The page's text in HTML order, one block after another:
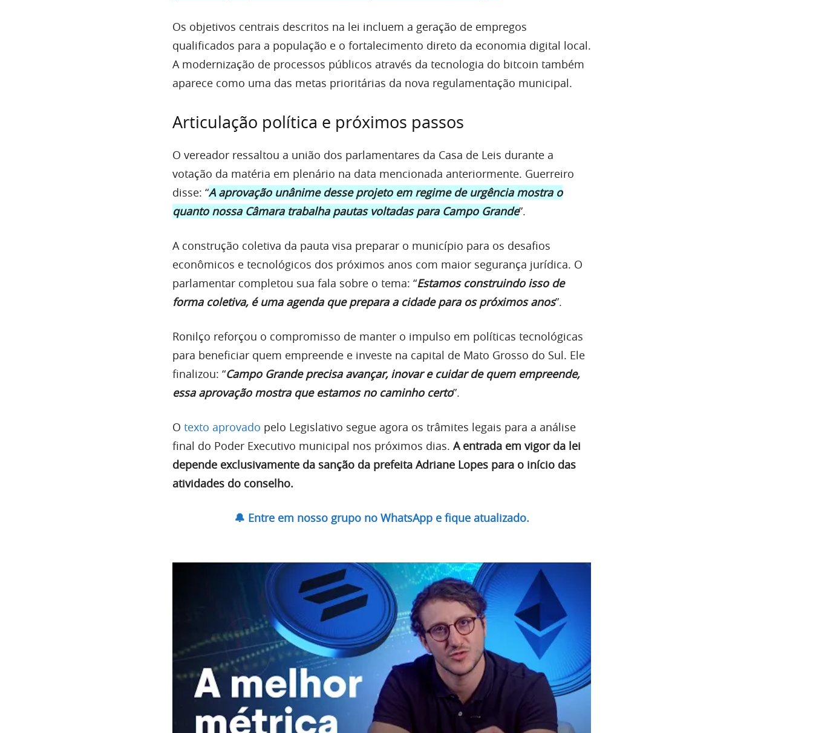
Os objetivos centrais descritos na lei incluem a geração de empregos
qualificados para a população e o fortalecimento direto da economia digital local.
A modernização de processos públicos através da tecnologia do bitcoin também
aparece como uma das metas prioritárias da nova regulamentação municipal.
Articulação política e próximos passos
O vereador ressaltou a união dos parlamentares da Casa de Leis durante a
votação da matéria em plenário na data mencionada anteriormente. Guerreiro
disse: “A aprovação unânime desse projeto em regime de urgência mostra o
quanto nossa Câmara trabalha pautas voltadas para Campo Grande”.
A construção coletiva da pauta visa preparar o município para os desafios
econômicos e tecnológicos dos próximos anos com maior segurança jurídica. O
parlamentar completou sua fala sobre o tema: “Estamos construindo isso de
forma coletiva, é uma agenda que prepara a cidade para os próximos anos”.
Ronilço reforçou o compromisso de manter o impulso em políticas tecnológicas
para beneficiar quem empreende e investe na capital de Mato Grosso do Sul. Ele
finalizou: “Campo Grande precisa avançar, inovar e cuidar de quem empreende,
essa aprovação mostra que estamos no caminho certo”.
O texto aprovado pelo Legislativo segue agora os trâmites legais para a análise
final do Poder Executivo municipal nos próximos dias. A entrada em vigor da lei
depende exclusivamente da sanção da prefeita Adriane Lopes para o início das
atividades do conselho.
🔔 Entre em nosso grupo no WhatsApp e fique atualizado.